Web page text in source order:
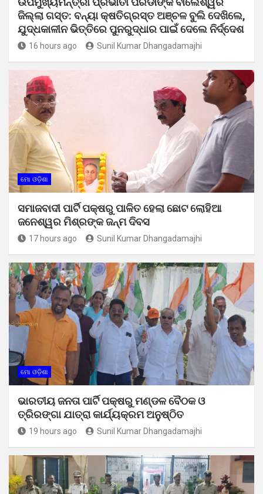
ଜିଲ୍ଲା ଗସ୍ତ: ବନ୍ୟା କ୍ଷତିଗ୍ରସ୍ତ ଅଞ୍ଚଳ ବୁଲି ଦେଖିଲେ,
ଯୁଦ୍ଧକାଳୀନ ଭିତ୍ତିରେ ପୁନରୁଦ୍ଧାର ପାଇଁ ଦେଲେ ନିର୍ଦ୍ଦେଶ
16 hours ago Sunil Kumar Dhangadamajhi
ମୋ ଓଡ଼ିଶା
ସମାଜବାଦୀ ପାର୍ଟି ପକ୍ଷରୁ ପାଳିତ ହେଲା ଛୋଟ ଲୋହିଆ
ଜନେଶ୍ୱର ମିଶ୍ରଙ୍କ ଜନ୍ମ ଦିବସ
17 hours ago Sunil Kumar Dhangadamajhi
ମୋ ଓଡ଼ିଶା
ଭାରତୀୟ ଜନତା ପାର୍ଟି ପକ୍ଷରୁ ମଣ୍ଡଳ ବୈଠକ ଓ
ତ୍ରିରଙ୍ଗା ଯାତ୍ରା କାର୍ଯ୍ୟକ୍ରମ ଅନୁଷ୍ଠିତ
19 hours ago Sunil Kumar Dhangadamajhi